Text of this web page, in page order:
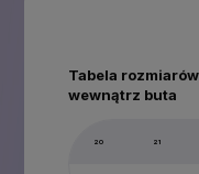
Tabela
wewnątrz buta
20 21